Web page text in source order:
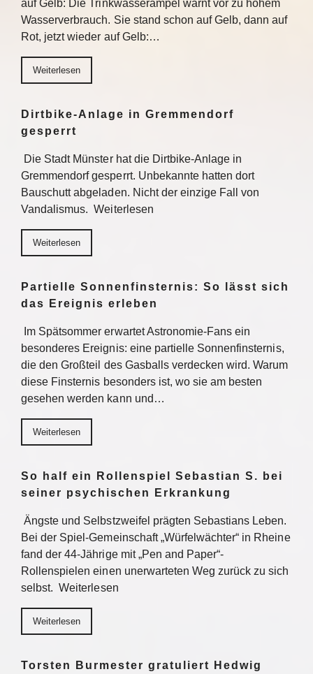
auf Gelb: Die Trinkwasserampel warnt vor zu hohem
Wasserverbrauch. Sie stand schon auf Gelb, dann auf
Rot, jetzt wieder auf Gelb:…
Weiterlesen
Dirtbike-Anlage in Gremmendorf
gesperrt
Die Stadt Münster hat die Dirtbike-Anlage in
Gremmendorf gesperrt. Unbekannte hatten dort
Bauschutt abgeladen. Nicht der einzige Fall von
Vandalismus. Weiterlesen
Weiterlesen
Partielle Sonnenfinsternis: So lässt sich
das Ereignis erleben
Im Spätsommer erwartet Astronomie-Fans ein
besonderes Ereignis: eine partielle Sonnenfinsternis,
die den Großteil des Gasballs verdecken wird. Warum
diese Finsternis besonders ist, wo sie am besten
gesehen werden kann und…
Weiterlesen
So half ein Rollenspiel Sebastian S. bei
seiner psychischen Erkrankung
Ängste und Selbstzweifel prägten Sebastians Leben.
Bei der Spiel-Gemeinschaft „Würfelwächter“ in Rheine
fand der 44-Jährige mit „Pen and Paper“-
Rollenspielen einen unerwarteten Weg zurück zu sich
selbst. Weiterlesen
Weiterlesen
Torsten Burmester gratuliert Hedwig